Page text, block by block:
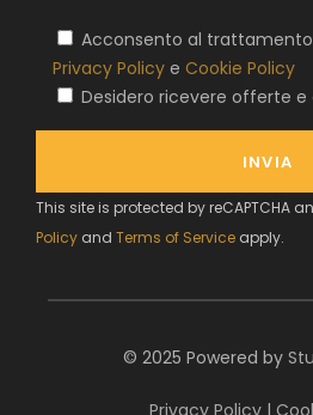
Acconsento al
Privacy Policy e Cookie Policy
Desidero ricevere offerte
This site is protected by reCAPTCHA
Policy and Terms of Service apply.
© 2025 Powered by
Privacy Policy |